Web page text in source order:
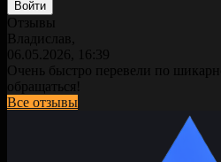
Отзывы
Владислав,
06.05.2026, 16:39
Очень быстро перевели по
обращаться!
Все отзывы